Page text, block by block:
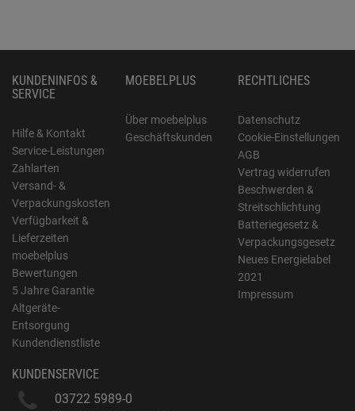
KUNDENINFOS &
SERVICE
Hilfe & Kontakt
Service-Leistungen
Zahlarten
Versand- &
Verpackungskosten
Verfügbarkeit &
Lieferzeiten
moebelplus
Bewertungen
5 Jahre Garantie
Altgeräte-
Entsorgung
Kundendienstliste
MOEBELPLUS
Über moebelplus
Geschäftskunden
RECHTLICHES
Datenschutz
Cookie-Einstellungen
AGB
Vertrag widerrufen
Beschwerden &
Streitschlichtung
Batteriegesetz &
Verpackungsgesetz
Neues Energielabel
2021
Impressum
KUNDENSERVICE
03722 5989-0